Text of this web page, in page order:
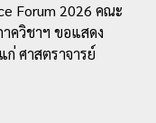
Forum 2026 คณะ
ควิชาฯ ขอแสดง
ศาสตราจารย์